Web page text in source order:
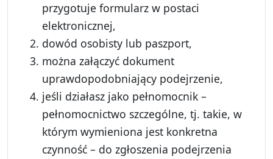
przygotuje formularz w postaci
elektronicznej,
dowód osobisty lub paszport,
można załączyć dokument
uprawdopodobniający podejrzenie,
jeśli działasz jako pełnomocnik –
pełnomocnictwo szczególne, tj. takie, w
którym wymieniona jest konkretna
czynność – do zgłoszenia podejrzenia